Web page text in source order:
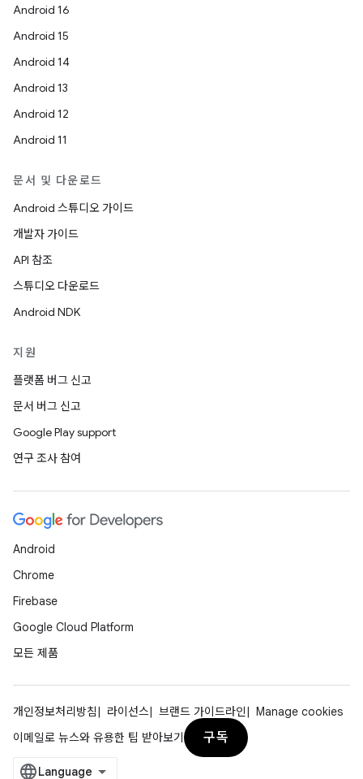
Android 16
Android 15
Android 14
Android 13
Android 12
Android 11
문서 및 다운로드
Android 스튜디오 가이드
개발자 가이드
API 참조
스튜디오 다운로드
Android NDK
지원
플랫폼 버그 신고
문서 버그 신고
Google Play support
연구 조사 참여
Android
Chrome
Firebase
Google Cloud Platform
모든 제품
개인정보처리방침 라이선스 브랜드 가이드라인
Manage cookies
이메일로 뉴스와 유용한 팁 받아보기
구독